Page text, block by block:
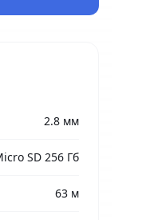
2.8 мм
SD 256 Гб
63 м